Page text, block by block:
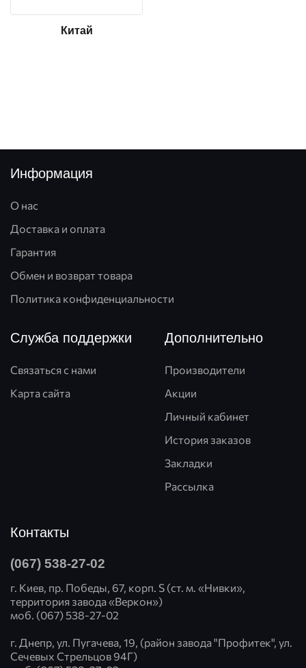
Китай
Информация
О нас
Доставка и оплата
Гарантия
Обмен и возврат товара
Политика конфиденциальности
Служба поддержки
Связаться с нами
Карта сайта
Дополнительно
Производители
Акции
Личный кабинет
История заказов
Закладки
Рассылка
Контакты
(067) 538-27-02
г. Киев, пр. Победы, 67, корп. S (ст. м. «Нивки»,
территория завода «Веркон»)
моб. (067) 538-27-02
г. Днепр, ул. Пугачева, 19, (район завода "Профитек", ул.
Сечевых Стрельцов 94Г)